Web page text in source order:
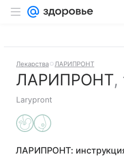
Лекарства ЛАРИПРОНТ
ЛАРИПРОНТ,
Larypront
ЛАРИПРОНТ: